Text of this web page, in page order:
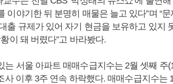
이야기한 뒤 분명히 매물은 늘고 있다”며 “
출 규제가 있어 자기 현금을 보유하고 있지
이 돼 버렸다”고 바라봤다.
는 서울 아파트 매매수급지수는 2월 셋째 주
사 이후 3주 연속 하락했다. 매매수급지수는